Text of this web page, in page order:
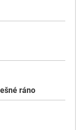
ráno